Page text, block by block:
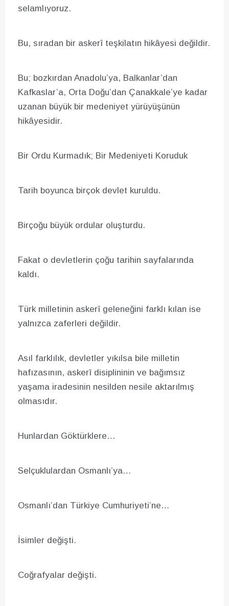
selamlıyoruz.
Bu, sıradan bir askerî teşkilatın hikâyesi değildir.
Bu; bozkırdan Anadolu’ya, Balkanlar’dan
Kafkaslar’a, Orta Doğu’dan Çanakkale’ye kadar
uzanan büyük bir medeniyet yürüyüşünün
hikâyesidir.
Bir Ordu Kurmadık; Bir Medeniyeti Koruduk
Tarih boyunca birçok devlet kuruldu.
Birçoğu büyük ordular oluşturdu.
Fakat o devletlerin çoğu tarihin sayfalarında
kaldı.
Türk milletinin askerî geleneğini farklı kılan ise
yalnızca zaferleri değildir.
Asıl farklılık, devletler yıkılsa bile milletin
hafızasının, askerî disiplininin ve bağımsız
yaşama iradesinin nesilden nesile aktarılmış
olmasıdır.
Hunlardan Göktürklere…
Selçuklulardan Osmanlı’ya…
Osmanlı’dan Türkiye Cumhuriyeti’ne…
İsimler değişti.
Coğrafyalar değişti.